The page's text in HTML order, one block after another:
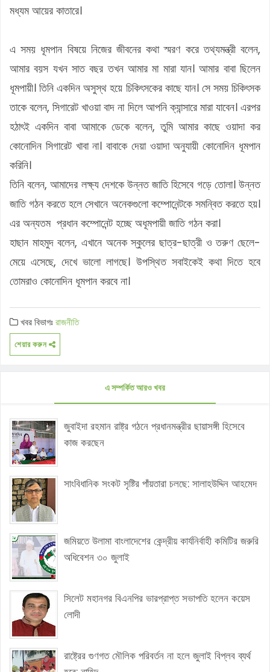
মধ্যম আয়ের কাতারে।
এ সময় ধূমপান বিষয়ে নিজের জীবনের কথা স্মরণ করে তথ্যমন্ত্রী বলেন,
আমার বয়স যখন সাত বছর তখন আমার মা মারা যান। আমার বাবা ছিলেন
ধূমপায়ী। তিনি একদিন অসুস্থ হয়ে চিকিৎসকের কাছে যান। সে সময় চিকিৎসক
তাকে বলেন, সিগারেট খাওয়া বাদ না দিলে আপনি ক্যান্সারে মারা যাবেন। এরপর
হঠাৎই একদিন বাবা আমাকে ডেকে বলেন, তুমি আমার কাছে ওয়াদা কর
কোনোদিন সিগারেট খাবা না। বাবাকে দেয়া ওয়াদা অনুযায়ী কোনোদিন ধূমপান
করিনি।
তিনি বলেন, আমাদের লক্ষ্য দেশকে উন্নত জাতি হিসেবে গড়ে তোলা। উন্নত
জাতি গঠন করতে হলে সেখানে অনেকগুলো কম্পোনেন্টকে সমন্বিত করতে হয়।
এর অন্যতম প্রধান কম্পোনেন্ট হচ্ছে অধূমপায়ী জাতি গঠন করা।
হাছান মাহমুদ বলেন, এখানে অনেক স্কুলের ছাত্র-ছাত্রী ও তরুণ ছেলে-
মেয়ে এসেছে, দেখে ভালো লাগছে। উপস্থিত সবাইকেই কথা দিতে হবে
তোমরাও কোনোদিন ধূমপান করবে না।
খবর বিভাগঃরাজনীতি
শেয়ার করুন
এ সম্পর্কিত আরও খবর
জুবাইদা রহমান রাষ্ট্র গঠনে প্রধানমন্ত্রীর ছায়াসঙ্গী হিসেবে
কাজ করছেন
সাংবিধানিক সংকট সৃষ্টির পাঁয়তারা চলছে: সালাহউদ্দিন আহমেদ
জমিয়তে উলামা বাংলাদেশের কেন্দ্রীয় কার্যনির্বাহী কমিটির জরুরি
অধিবেশন ৩০ জুলাই
সিলেট মহানগর বিএনপির ভারপ্রাপ্ত সভাপতি হলেন কয়েস
লোদী
রাষ্ট্রের গুণগত মৌলিক পরিবর্তন না হলে জুলাই বিপ্লব ব্যর্থ